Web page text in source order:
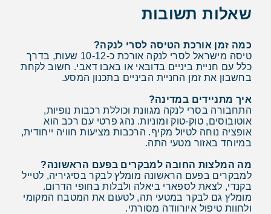
שאלות תשובות
כמה זמן אורכת הטיסה לסרי לנקה?
טיסה מישראל לסרי לנקה אורכת כ-10-12 שעות, בדרך
כלל עם חניית ביניים בדובאי או באבו דאבי. חשוב לקחת
בחשבון את זמן החניית הביניים בתכנון המסע.
איך מתניידים במדינה?
התחבורה בסרי לנקה מגוונת וכוללת רכבות נופיות,
אוטובוסים, טוק-טוק ומוניות. נהג פרטי עם רכב הוא
אופציה נוחה לטיול מקיף. הרכבות מציעות חוויה ייחודית,
במיוחד באזור מטעי התה.
מה המלצות החובה למבקרים בפעם הראשונה?
למבקרים בפעם הראשונה מומלץ לבקר בסיגיריה, לטייל
בקנדי, לצאת לספארי ביאלה ולבלות בחופי הדרום.
מומלץ גם לבקר במטעי תה, לטעום את המטבח המקומי
ולחוות טיפול איורוודה מסורתי.